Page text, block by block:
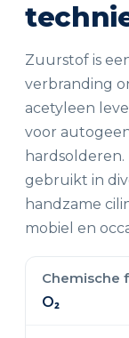
Zuurstof is
verbranding
acetyleen
voor
gebruikt in
handzame
mobiel en
Chemische
O₂